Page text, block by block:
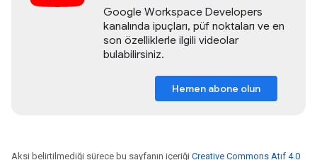
Google Workspace Developers
kanalında ipuçları, püf noktaları ve en
son özelliklerle ilgili videolar
bulabilirsiniz.
Hemen abone olun
Aksi belirtilmediği sürece bu sayfanın içeriği Creative Commons Atıf 4.0